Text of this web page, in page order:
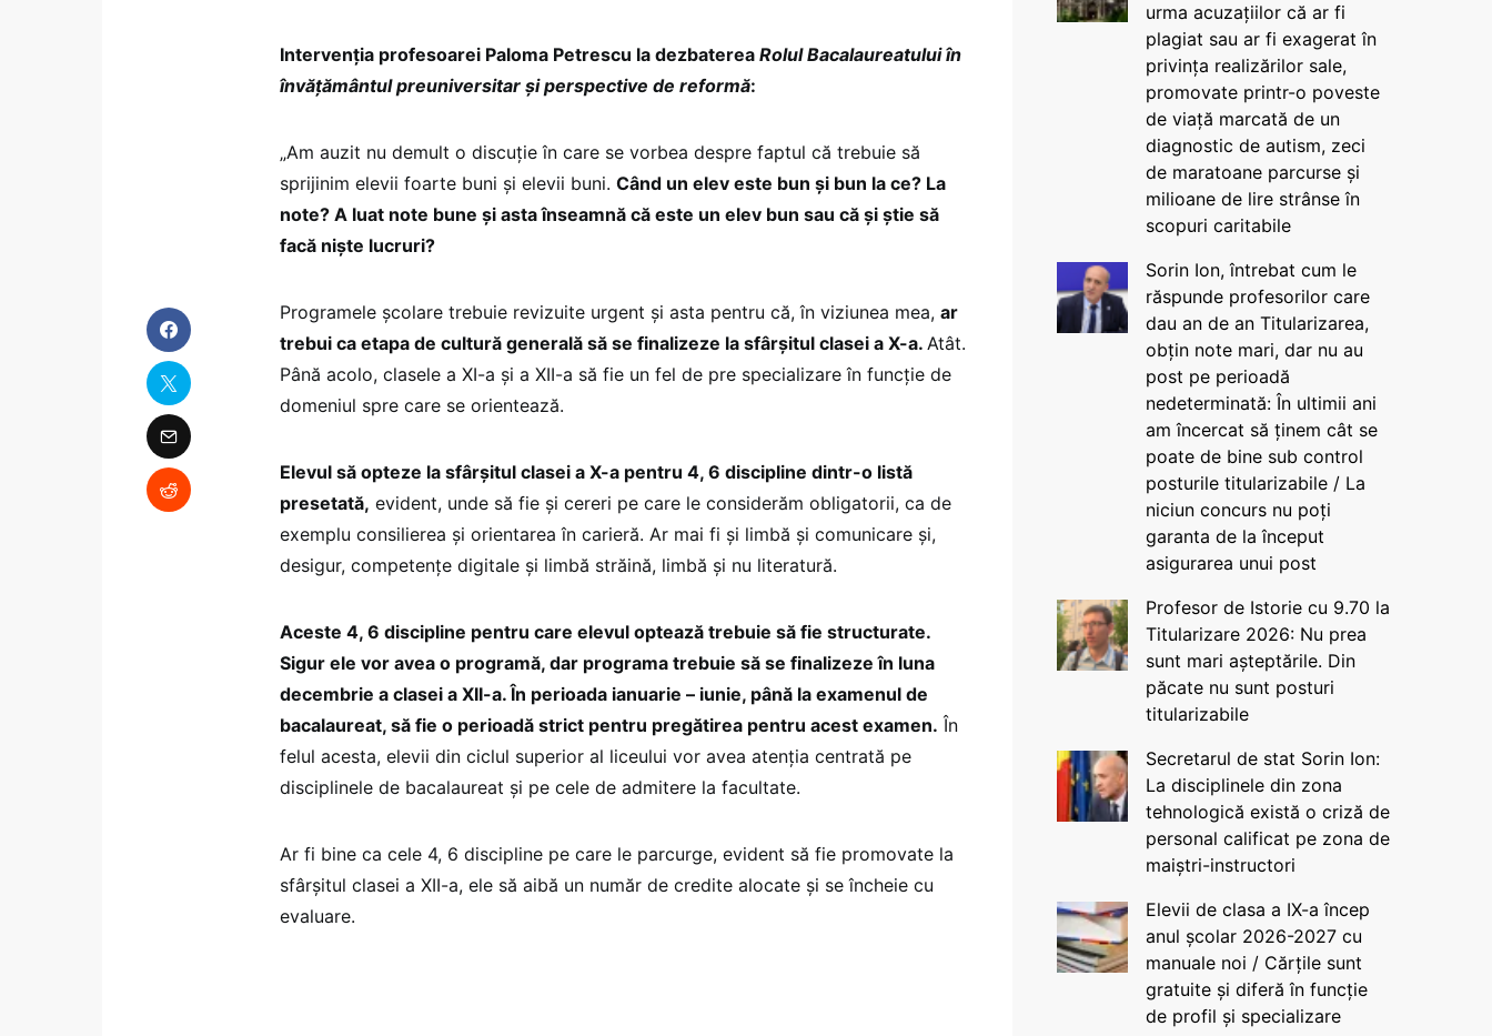
Intervenția profesoarei Paloma Petrescu la dezbaterea Rolul Bacalaureatului în
învățământul preuniversitar și perspective de reformă:
„Am auzit nu demult o discuție în care se vorbea despre faptul că trebuie să
sprijinim elevii foarte buni și elevii buni. Când un elev este bun și bun la ce? La
note? A luat note bune și asta înseamnă că este un elev bun sau că și știe să
facă niște lucruri?
Programele școlare trebuie revizuite urgent și asta pentru că, în viziunea mea, ar
trebui ca etapa de cultură generală să se finalizeze la sfârșitul clasei a X-a. Atât.
Până acolo, clasele a XI-a și a XII-a să fie un fel de pre specializare în funcție de
domeniul spre care se orientează.
Elevul să opteze la sfârșitul clasei a X-a pentru 4, 6 discipline dintr-o listă
presetată, evident, unde să fie și cereri pe care le considerăm obligatorii, ca de
exemplu consilierea și orientarea în carieră. Ar mai fi și limbă și comunicare și,
desigur, competențe digitale și limbă străină, limbă și nu literatură.
Aceste 4, 6 discipline pentru care elevul optează trebuie să fie structurate.
Sigur ele vor avea o programă, dar programa trebuie să se finalizeze în luna
decembrie a clasei a XII-a. În perioada ianuarie – iunie, până la examenul de
bacalaureat, să fie o perioadă strict pentru pregătirea pentru acest examen. În
felul acesta, elevii din ciclul superior al liceului vor avea atenția centrată pe
disciplinele de bacalaureat și pe cele de admitere la facultate.
Ar fi bine ca cele 4, 6 discipline pe care le parcurge, evident să fie promovate la
sfârșitul clasei a XII-a, ele să aibă un număr de credite alocate și se încheie cu
evaluare.
urma acuzațiilor că ar fi
plagiat sau ar fi exagerat în
privința realizărilor sale,
promovate printr-o poveste
de viață marcată de un
diagnostic de autism, zeci
de maratoane parcurse și
milioane de lire strânse în
scopuri caritabile
Sorin Ion, întrebat cum le
răspunde profesorilor care
dau an de an Titularizarea,
obțin note mari, dar nu au
post pe perioadă
nedeterminată: În ultimii ani
am încercat să ținem cât se
poate de bine sub control
posturile titularizabile / La
niciun concurs nu poți
garanta de la început
asigurarea unui post
Profesor de Istorie cu 9.70 la
Titularizare 2026: Nu prea
sunt mari așteptările. Din
păcate nu sunt posturi
titularizabile
Secretarul de stat Sorin Ion:
La disciplinele din zona
tehnologică există o criză de
personal calificat pe zona de
maiștri-instructori
Elevii de clasa a IX-a încep
anul școlar 2026-2027 cu
manuale noi / Cărțile sunt
gratuite și diferă în funcție
de profil și specializare